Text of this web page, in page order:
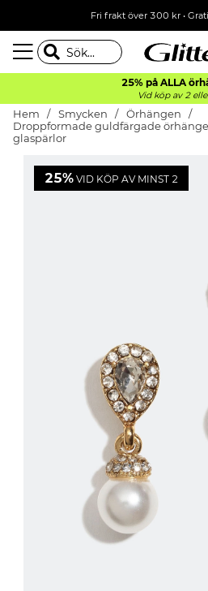
Fri frakt över 300 kr•
25% på ALLA
Vid köp av 2
Hem Smycken
Örhängen
Droppformade guldfärgade
glaspärlor
25% VID KÖP AV MINST 2